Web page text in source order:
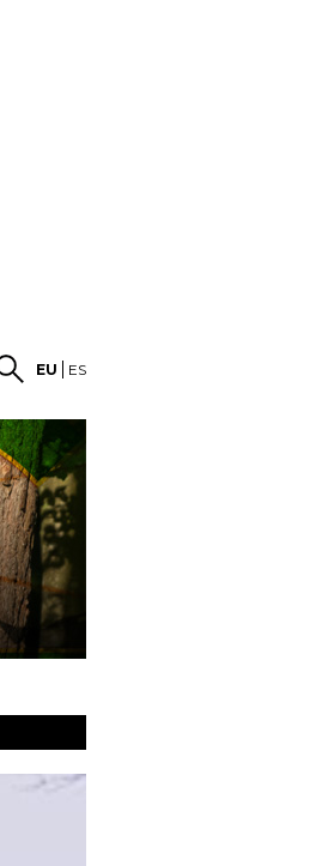
EU ES